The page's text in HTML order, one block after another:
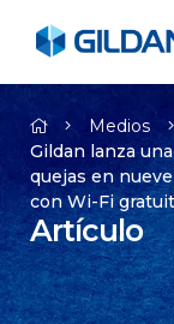
Compañía
Marcas
Medios
Gildan lanza
quejas en
con Wi-Fi
Artículo